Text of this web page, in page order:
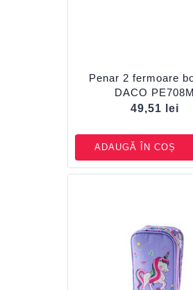
Penar 2 fermoare
DACO PE708M
49,51
lei
ADAUGĂ ÎN COȘ